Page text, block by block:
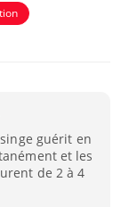
guérit en
et les
de 2 à 4